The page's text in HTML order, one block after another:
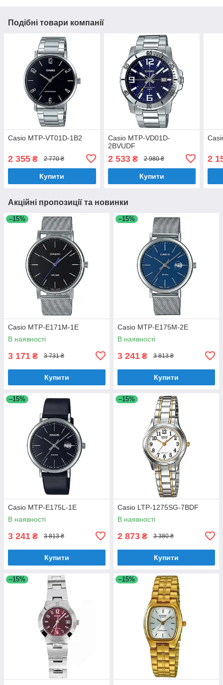
Подібні товари компанії
Casio MTP-VT01D-1B2
2 355 ₴ 2 770 ₴
Купити
Casio MTP-VD01D-
2BVUDF
2 533₴ 2 980 ₴
Купити
2
Акційні пропозиції та новинки
–15%
Casio MTP-E171M-1E
В наявності
3 171 ₴ 3 731 ₴
Купити
–15%
Casio MTP-E175M-2E
В наявності
3 241 ₴ 3 813 ₴
Купити
–15%
Casio MTP-E175L-1E
В наявності
3 241 ₴ 3 813 ₴
Купити
–15%
Casio LTP-1275SG-7BDF
В наявності
2 873 ₴ 3 380 ₴
Купити
–15% –15%